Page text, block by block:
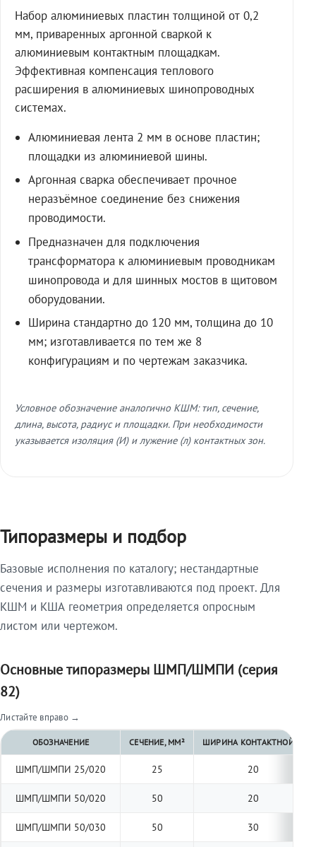
Набор алюминиевых пластин толщиной от 0,2
мм, приваренных аргонной сваркой к
алюминиевым контактным площадкам.
Эффективная компенсация теплового
расширения в алюминиевых шинопроводных
системах.
Алюминиевая лента 2 мм в основе пластин;
площадки из алюминиевой шины.
Аргонная сварка обеспечивает прочное
неразъёмное соединение без снижения
проводимости.
Предназначен для подключения
трансформатора к алюминиевым проводникам
шинопровода и для шинных мостов в щитовом
оборудовании.
Ширина стандартно до 120 мм, толщина до 10
мм; изготавливается по тем же 8
конфигурациям и по чертежам заказчика.
Условное обозначение аналогично КШМ: тип, сечение,
длина, высота, радиус и площадки. При необходимости
указывается изоляция (И) и лужение (л) контактных зон.
Типоразмеры и подбор
Базовые исполнения по каталогу; нестандартные
сечения и размеры изготавливаются под проект. Для
КШМ и КША геометрия определяется опросным
листом или чертежом.
Основные типоразмеры ШМП/ШМПИ (серия
82)
Листайте вправо →
ОБОЗНАЧЕНИЕ СЕЧЕНИЕ, ММ² ШИРИНА КОНТАКТНОЙ
ШМП/ШМПИ 25/020 25 20
ШМП/ШМПИ 50/020 50 20
ШМП/ШМПИ 50/030 50 30